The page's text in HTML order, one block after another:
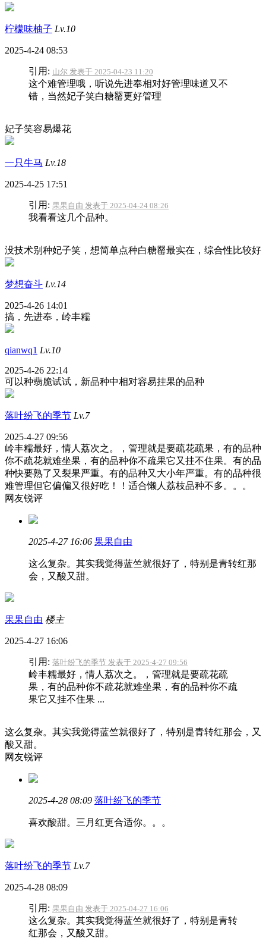
柠檬味柚子 Lv.10
2025-4-24 08:53
引用: 山尔 发表于 2025-04-23 11:20
这个难管理哦，听说先进奉相对好管理味道又不
错，当然妃子笑白糖罂更好管理
妃子笑容易爆花
一只牛马 Lv.18
2025-4-25 17:51
引用: 果果自由 发表于 2025-04-24 08:26
我看看这几个品种。
没技术别种妃子笑，想简单点种白糖罂最实在，综合性比较好
梦想奋斗 Lv.14
2025-4-26 14:01
搞，先进奉，岭丰糯
qianwq1 Lv.10
2025-4-26 22:14
可以种翡脆试试，新品种中相对容易挂果的品种
落叶纷飞的季节 Lv.7
2025-4-27 09:56
岭丰糯最好，情人荔次之。，管理就是要疏花疏果，有的品种
你不疏花就难坐果，有的品种你不疏果它又挂不住果。有的品
种快要熟了又裂果严重。有的品种又大小年严重。有的品种很
难管理但它偏偏又很好吃！！适合懒人荔枝品种不多。。。
网友锐评
2025-4-27 16:06 果果自由
这么复杂。其实我觉得蓝竺就很好了，特别是青转红那
会，又酸又甜。
果果自由 楼主
2025-4-27 16:06
引用: 落叶纷飞的季节 发表于 2025-4-27 09:56
岭丰糯最好，情人荔次之。，管理就是要疏花疏
果，有的品种你不疏花就难坐果，有的品种你不疏
果它又挂不住果 ...
这么复杂。其实我觉得蓝竺就很好了，特别是青转红那会，又
酸又甜。
网友锐评
2025-4-28 08:09 落叶纷飞的季节
喜欢酸甜。三月红更合适你。。。
落叶纷飞的季节 Lv.7
2025-4-28 08:09
引用: 果果自由 发表于 2025-04-27 16:06
这么复杂。其实我觉得蓝竺就很好了，特别是青转
红那会，又酸又甜。